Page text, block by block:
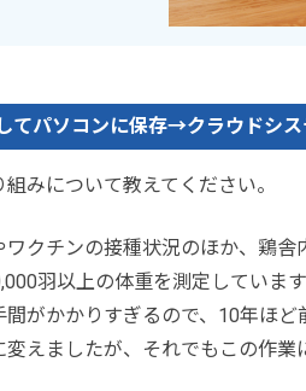
パソコンに保存→クラウドシス
みについて教えてください。
ワクチンの接種状況のほか、鶏
羽以上の体重を測定していま
間がかかりすぎるので、10年ほ
変えましたが、それでもこの作業